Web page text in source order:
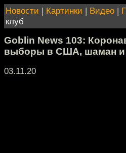
Новости | Картинки | Видео |
клуб
Goblin News 103:
выборы в США, шаман и
03.11.20